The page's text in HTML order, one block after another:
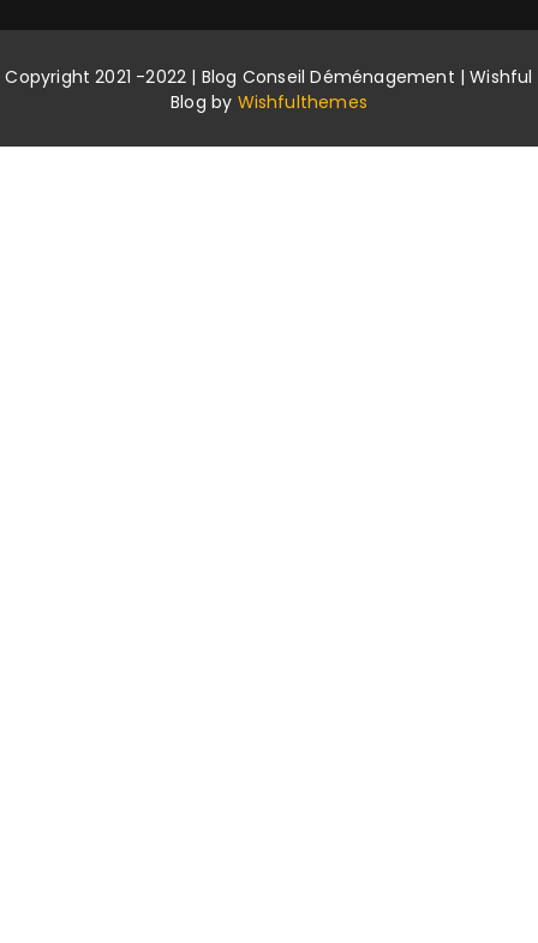
Copyright 2021 -2022 | Blog Conseil Déménagement | Wishful
Blog by Wishfulthemes